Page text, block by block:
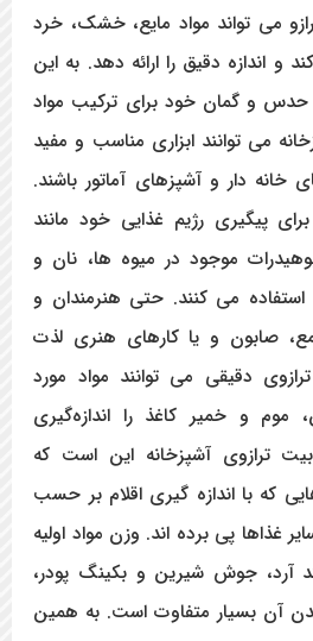
می تواند مواد مایع، خشک، خرد
و اندازه دقیق را ارائه دهد. به این
حدس و گمان خود برای ترکیب مواد
می توانند ابزاری مناسب و مفید
خانه دار و آشپزهای آماتور باشند.
پیگیری رژیم غذایی خود مانند
موجود در میوه ها، نان و
استفاده می کنند. حتی هنرمندان و
صابون و یا کارهای هنری لذت
دقیقی می توانند مواد مورد
موم و خمیر کاغذ را اندازه‌گیری
ترازوی آشپزخانه این است که
که با اندازه گیری اقلام بر حسب
غذاها پی برده اند. وزن مواد اولیه
آرد، جوش شیرین و بکینگ پودر،
آن بسیار متفاوت است. به همین